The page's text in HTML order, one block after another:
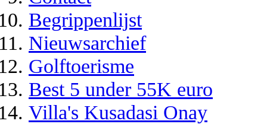
Begrippenlijst
Nieuwsarchief
Golftoerisme
Best 5 under 55K euro
Villa's Kusadasi Onay